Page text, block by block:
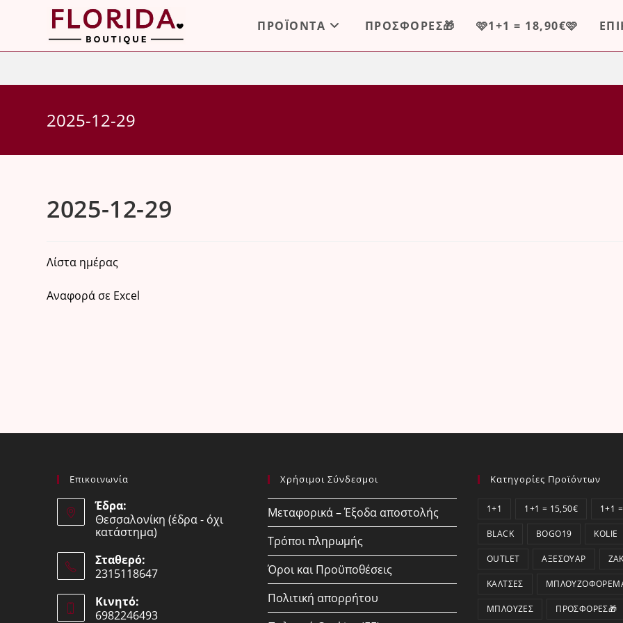
ΠΡΟΪΟΝΤΑ ΠΡΟΣΦΟΡΕΣ🎁 🩷1+1 = 18,90€🩷
2025-12-29
2025-12-29
Λίστα ημέρας
Αναφορά σε Excel
Επικοινωνία
Έδρα:
Θεσσαλονίκη (έδρα - όχι
κατάστημα)
Σταθερό:
2315118647
in
Κινητό:
6982246493
Χρήσιμοι Σύνδεσμοι
Μεταφορικά – Έξοδα αποστολής
Τρόποι πληρωμής
Όροι και Προϋποθέσεις
Πολιτική απορρήτου
Κατηγορίες Προϊόντων
1+1 1+1 = 15,50€ 1+1
BLACK BOGO19 KOLIE
OUTLET ΑΞΕΣΟΥΆΡ
ΚΆΛΤΣΕΣ
ΜΠΛΟΎΖΕΣ ΠΡΟΣΦΟΡΕΣ🎁